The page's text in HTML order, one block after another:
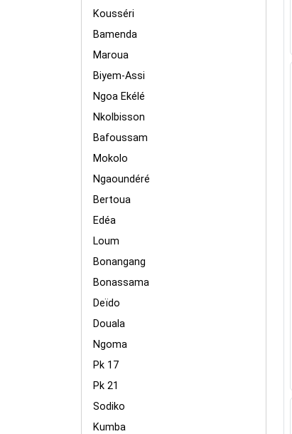
Kousséri
Bamenda
Maroua
Biyem-Assi
Ngoa Ekélé
Nkolbisson
Bafoussam
Mokolo
Ngaoundéré
Bertoua
Edéa
Loum
Bonangang
Bonassama
Deïdo
Douala
Ngoma
Pk 17
Pk 21
Sodiko
Kumba